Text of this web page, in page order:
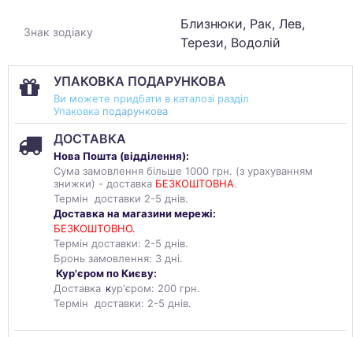
Знак зодіаку
Близнюки, Рак, Лев,
Терези, Водолій
УПАКОВКА ПОДАРУНКОВА
Ви можете придбати в каталозі разділ
Упаковка подарункова
ДОСТАВКА
Нова Пошта (відділення):
Сума замовлення більше 1000 грн. (з урахуванням
знижки) - доставка БЕЗКОШТОВНА.
Термін доставки 2-5 днів.
Доставка на магазини мережі:
БЕЗКОШТОВНО.
Термін доставки: 2-5 днів.
Бронь замовлення: 3 дні.
Кур'єром по Києву:
Доставка кур'єром: 200 грн.
Термін доставки: 2-5 днів.